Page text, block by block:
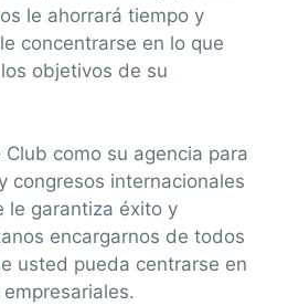
le ahorrará tiempo y
concentrarse en lo que
objetivos de su
Club como su agencia para
congresos internacionales
le garantiza éxito y
encargarnos de todos
usted pueda centrarse en